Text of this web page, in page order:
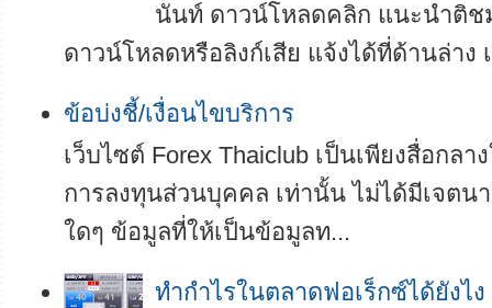
นันท์ ดาวน์โหลดคลิก แนะนำติ
ดาวน์โหลดหรือลิงก์เสีย แจ้งได้ที่ด้านล่าง
ข้อบ่งชี้/เงื่อนไขบริการ
เว็บไซต์ Forex Thaiclub เป็นเพียงสื่อกลา
การลงทุนส่วนบุคคล เท่านั้น ไม่ได้มีเจตน
ใดๆ ข้อมูลที่ให้เป็นข้อมูลท...
ทำกำไรในตลาดฟอเร็กซ์ได้ยังไง